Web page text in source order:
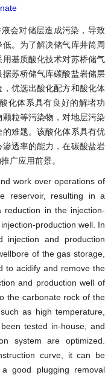
会对储层造成污染，导致
。为了解决储气库井筒周
基质酸化技术对苏桥储气
苏桥储气库碳酸盐岩储层
优选出酸化配方和酸化体
化体系具有良好的解堵功
粒等污染物，对地层污染
难题。该酸化体系具有优
透率的能力，在碳酸盐岩
广应用前景。
work over operations of
reservoir, resulting in a
reduction in the injection-
production well. In
and production
of the gas storage,
to acidify and remove the
and production well of
the carbonate rock of the
as high temperature,
tested in-house, and
system are optimized.
curve, it can be
good plugging removal